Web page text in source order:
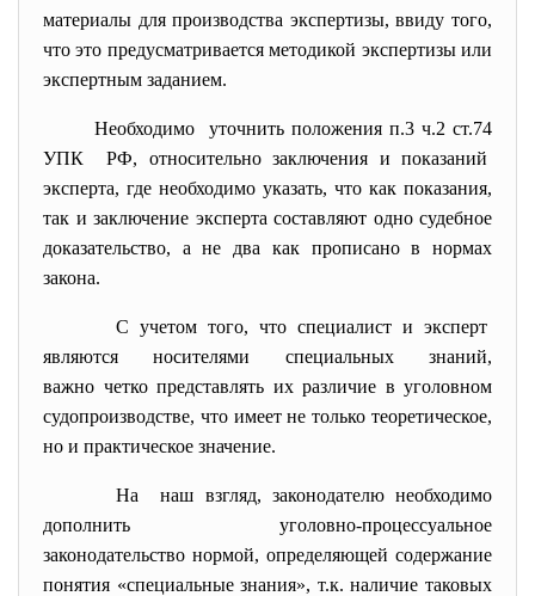
материалы для производства экспертизы, ввиду того,
что это предусматривается методикой экспертизы или
экспертным заданием.
Необходимо уточнить положения п.3 ч.2 ст.74
УПК РФ, относительно заключения и показаний
эксперта, где необходимо указать, что как показания,
так и заключение эксперта составляют одно судебное
доказательство, а не два как прописано в нормах
закона.
С учетом того, что специалист и эксперт
являются носителями специальных знаний,
важно четко представлять их различие в уголовном
судопроизводстве, что имеет не только теоретическое,
но и практическое значение.
На наш взгляд, законодателю необходимо
дополнить уголовно-процессуальное
законодательство нормой, определяющей содержание
понятия «специальные знания», т.к. наличие таковых